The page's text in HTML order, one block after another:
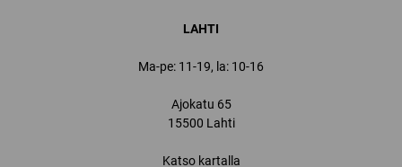
LAHTI
Ma-pe: 11-19, la: 10-16
Ajokatu 65
15500 Lahti
Katso kartalla